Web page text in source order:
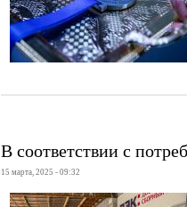
В соответствии с
15 марта, 2025 - 09:32